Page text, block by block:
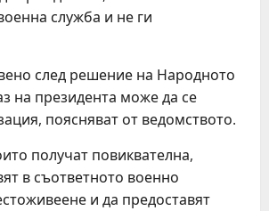
служба и не ги
след решение на Народното
на президента може да се
поясняват от ведомството.
получат повиквателна,
в съответното военно
и да предоставят